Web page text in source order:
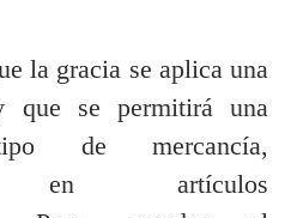
la gracia se aplica una
se permitirá una
de mercancía,
en artículos